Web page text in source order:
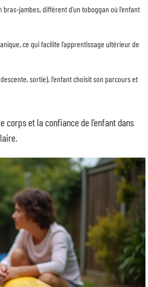
jambes, différent d’un toboggan où l’enfant
ce qui facilite l’apprentissage ultérieur de
sortie), l’enfant choisit son parcours et
corps et la confiance de l’enfant dans